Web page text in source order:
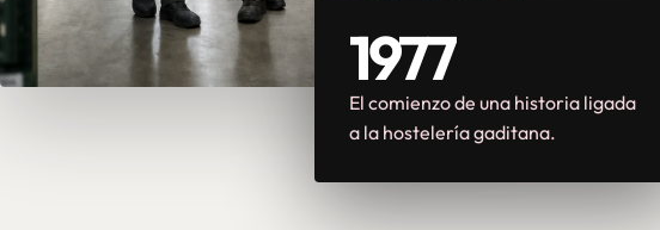
1977
El comienzo de una historia ligada
a la hostelería gaditana.